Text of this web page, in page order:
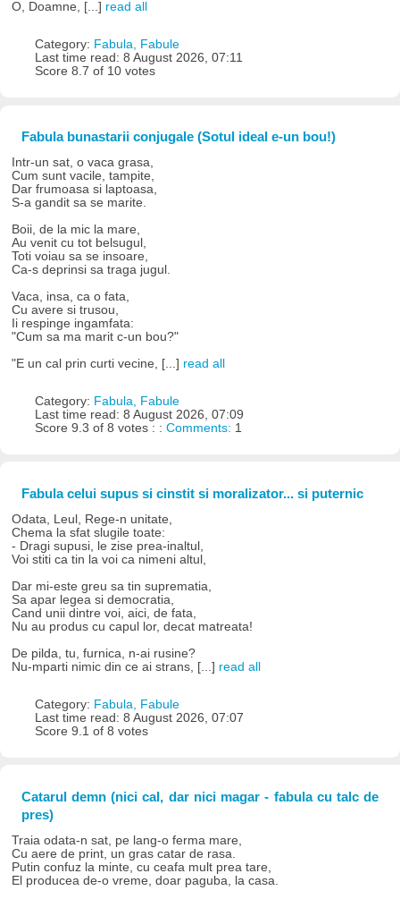
O, Doamne, [...] read all
Category: Fabula, Fabule
Last time read: 8 August 2026, 07:11
Score 8.7 of 10 votes
Fabula bunastarii conjugale (Sotul ideal e-un bou!)
Intr-un sat, o vaca grasa,
Cum sunt vacile, tampite,
Dar frumoasa si laptoasa,
S-a gandit sa se marite.
Boii, de la mic la mare,
Au venit cu tot belsugul,
Toti voiau sa se insoare,
Ca-s deprinsi sa traga jugul.
Vaca, insa, ca o fata,
Cu avere si trusou,
Ii respinge ingamfata:
"Cum sa ma marit c-un bou?"
"E un cal prin curti vecine, [...] read all
Category: Fabula, Fabule
Last time read: 8 August 2026, 07:09
Score 9.3 of 8 votes : : Comments: 1
Fabula celui supus si cinstit si moralizator... si puternic
Odata, Leul, Rege-n unitate,
Chema la sfat slugile toate:
- Dragi supusi, le zise prea-inaltul,
Voi stiti ca tin la voi ca nimeni altul,
Dar mi-este greu sa tin suprematia,
Sa apar legea si democratia,
Cand unii dintre voi, aici, de fata,
Nu au produs cu capul lor, decat matreata!
De pilda, tu, furnica, n-ai rusine?
Nu-mparti nimic din ce ai strans, [...] read all
Category: Fabula, Fabule
Last time read: 8 August 2026, 07:07
Score 9.1 of 8 votes
Catarul demn (nici cal, dar nici magar - fabula cu talc de
pres)
Traia odata-n sat, pe lang-o ferma mare,
Cu aere de print, un gras catar de rasa.
Putin confuz la minte, cu ceafa mult prea tare,
El producea de-o vreme, doar paguba, la casa.